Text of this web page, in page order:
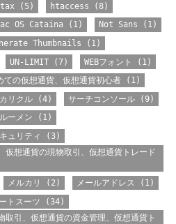
(5) htaccess (8)
OS Cataina (1) Not Sans (1)
Thumbnails (1)
UN-LIMIT (7) WEBフォント
(1)
ての仮想通貨、仮想通貨初心者(1)
カリクル(4) サーチコンソール (9)
ーメン (1)
ュリティ
(3)
仮想通貨の現物取引、仮想通貨トレード
メルカリ (2) メールアドレス (1)
トスーツ (34)
取引、仮想通貨の資金管理、仮想通貨ト